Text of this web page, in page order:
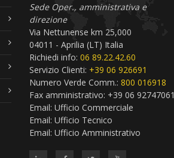
Sede Oper., amministrativa e
direzione
Via Nettunense km 25,000
04011 - Aprilia (LT) Italia
Richiedi info: 06 89.22.42.60
Servizio Clienti: +39 06 926691
Numero Verde Comm.: 800 016918
Fax amministrativo: +39 06 92747061
Email: Ufficio Commerciale
Email: Ufficio Tecnico
Email: Ufficio Amministrativo